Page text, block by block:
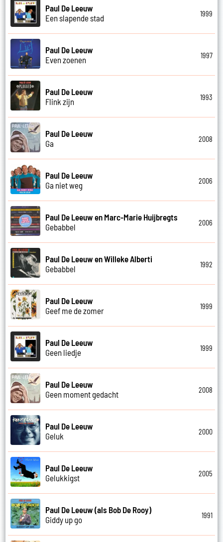
Paul De Leeuw
Een slapende stad
1999
Paul De Leeuw
Even zoenen
1997
Paul De Leeuw
Flink zijn
1993
Paul De Leeuw
Ga
2008
Paul De Leeuw
Ga niet weg
2006
Paul De Leeuw en Marc-Marie Huijbregts
Gebabbel
2006
Paul De Leeuw en Willeke Alberti
Gebabbel
1992
Paul De Leeuw
Geef me de zomer
1999
Paul De Leeuw
Geen liedje
1999
Paul De Leeuw
Geen moment gedacht
2008
Paul De Leeuw
Geluk
2000
Paul De Leeuw
Gelukkigst
2005
Paul De Leeuw (als Bob De Rooy)
Giddy up go
1991